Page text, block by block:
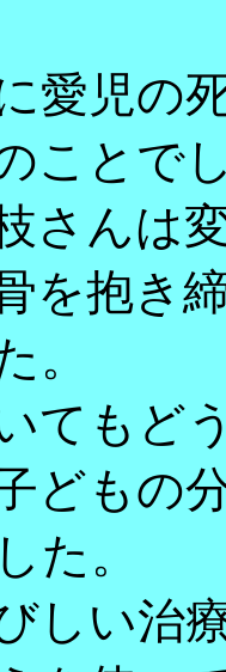
愛児の
ことで
さんは
を抱き
。
てもど
どもの
た。
しい治